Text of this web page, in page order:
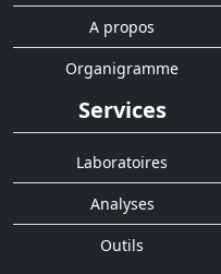
A propos
Organigramme
Services
Laboratoires
Analyses
Outils